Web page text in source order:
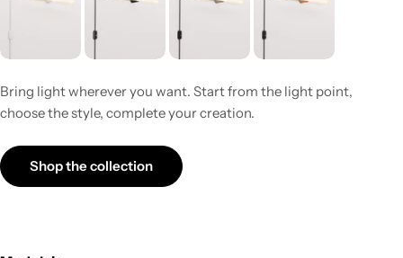
Bring light wherever you want. Start from the light point,
choose the style, complete your creation.
Shop the collection